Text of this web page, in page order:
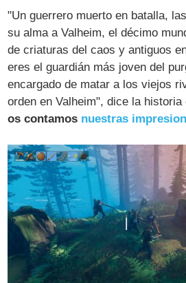
"Un guerrero muerto en batalla,
su alma a Valheim, el décimo
de criaturas del caos y antiguos
eres el guardián más joven del
encargado de matar a los viejos
orden en Valheim", dice la historia
os contamos nuestras